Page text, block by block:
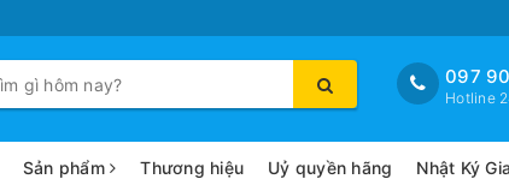
097
Hotline
Sản phẩm Thương hiệu Uỷ quyền hãng Nhật Ký